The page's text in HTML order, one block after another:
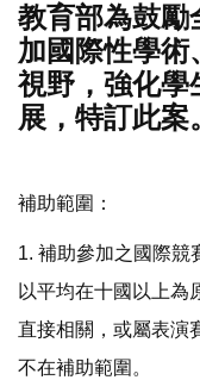
教育部為鼓勵
加國際性學術
視野，強化學
展，特訂此案
補助範圍：
1. 補助參加之國際競
以平均在十國以上為
直接相關，或屬表演
不在補助範圍。